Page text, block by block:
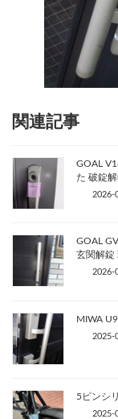
関連記事
GOAL
た 破錠解
2026-
GOAL
玄関解錠
2026-
MIWA
2025-
5ピンシ
2025-